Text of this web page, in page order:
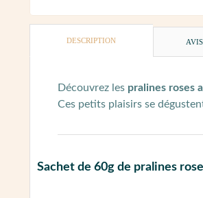
DESCRIPTION
Découvrez les pralines roses
Ces petits plaisirs se
Sachet de 60g de pralines